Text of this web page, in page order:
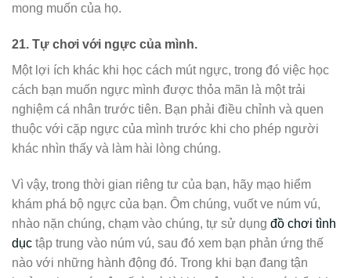
mong muốn của họ.
21. Tự chơi với ngực của mình.
Một lợi ích khác khi học cách mút ngực, trong đó việc học
cách bạn muốn ngực mình được thỏa mãn là một trải
nghiệm cá nhân trước tiên. Bạn phải điều chỉnh và quen
thuộc với cặp ngực của mình trước khi cho phép người
khác nhìn thấy và làm hài lòng chúng.
Vì vậy, trong thời gian riêng tư của bạn, hãy mạo hiểm
khám phá bộ ngực của bạn. Ôm chúng, vuốt ve núm vú,
nhào nặn chúng, chạm vào chúng, tự sử dụng đồ chơi tình
dục tập trung vào núm vú, sau đó xem bạn phản ứng thế
nào với những hành động đó. Trong khi bạn đang tận